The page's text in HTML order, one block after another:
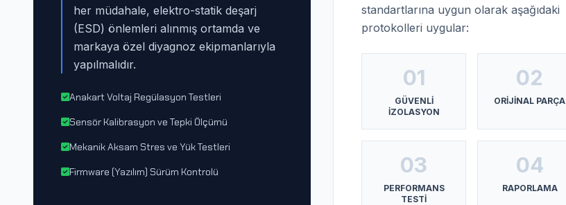
her müdahale, elektro-statik deşarj
(ESD) önlemleri alınmış ortamda ve
markaya özel diyagnoz ekipmanlarıyla
yapılmalıdır.
Anakart Voltaj Regülasyon Testleri
Sensör Kalibrasyon ve Tepki Ölçümü
Mekanik Aksam Stres ve Yük Testleri
Firmware (Yazılım) Sürüm Kontrolü
standartlarına uygun olarak aşağıdaki
protokolleri uygular:
01
GÜVENLI
İZOLASYON
02
ORIJINAL PARÇA
03
PERFORMANS
TESTI
04
RAPORLAMA